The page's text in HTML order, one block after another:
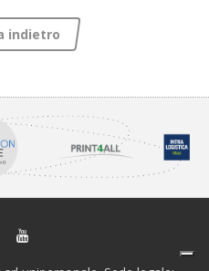
indietro